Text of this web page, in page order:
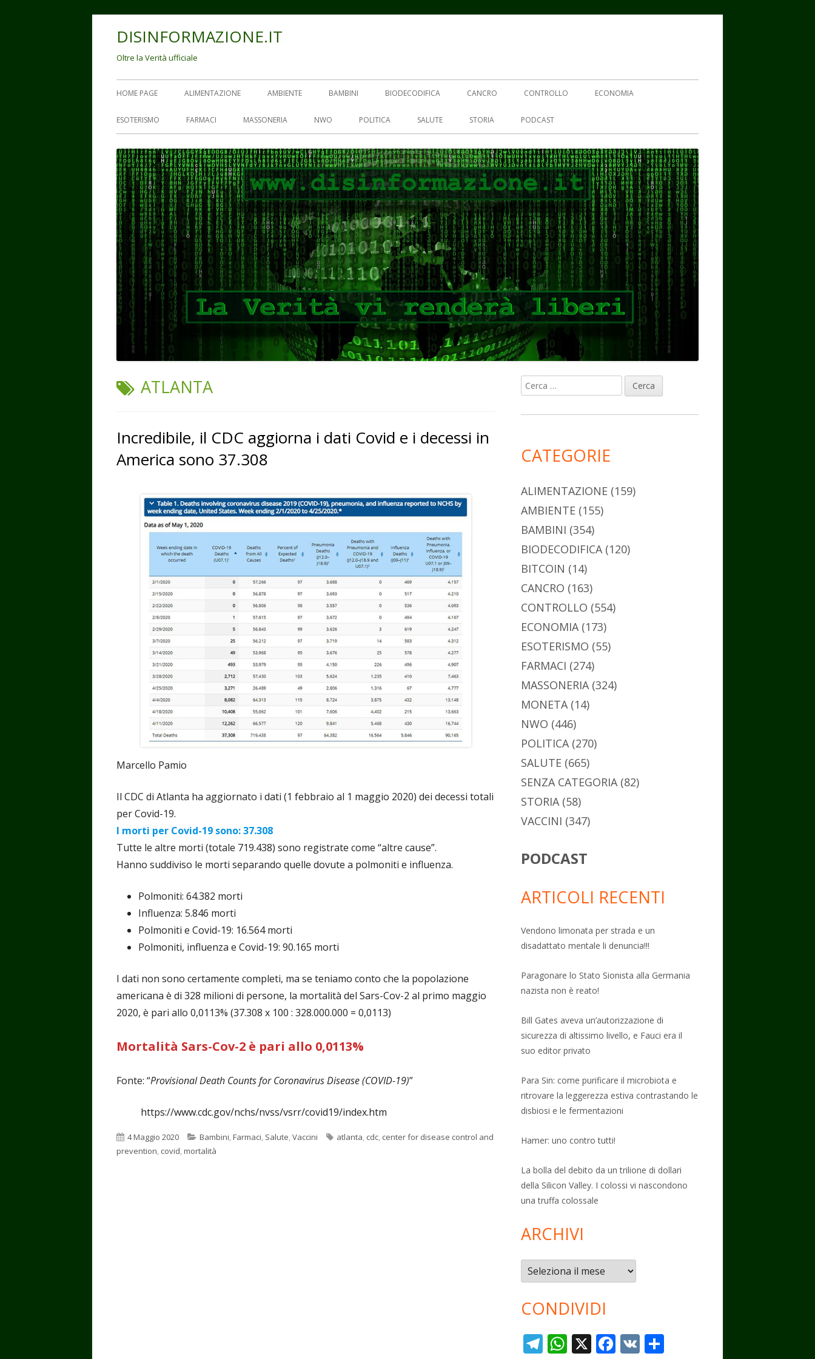
DISINFORMAZIONE.IT
Oltre la Verità ufficiale
Menu
principale
HOME PAGE ALIMENTAZIONE AMBIENTE BAMBINI BIODECODIFICA CANCRO CONTROLLO ECONOMIA
ESOTERISMO FARMACI MASSONERIA NWO POLITICA SALUTE STORIA PODCAST
TAG:
ATLANTA
Incredibile, il CDC aggiorna i dati Covid e i decessi in
America sono 37.308
Marcello Pamio
Il CDC di Atlanta ha aggiornato i dati (1 febbraio al 1 maggio 2020) dei decessi totali
per Covid-19.
I morti per Covid-19 sono: 37.308
Tutte le altre morti (totale 719.438) sono registrate come “altre cause”.
Hanno suddiviso le morti separando quelle dovute a polmoniti e influenza.
Polmoniti: 64.382 morti
Influenza: 5.846 morti
Polmoniti e Covid-19: 16.564 morti
Polmoniti, influenza e Covid-19: 90.165 morti
I dati non sono certamente completi, ma se teniamo conto che la popolazione
americana è di 328 milioni di persone, la mortalità del Sars-Cov-2 al primo maggio
2020, è pari allo 0,0113% (37.308 x 100 : 328.000.000 = 0,0113)
Mortalità Sars-Cov-2 è pari allo 0,0113%
Fonte: “Provisional Death Counts for Coronavirus Disease (COVID-19)”
https://www.cdc.gov/nchs/nvss/vsrr/covid19/index.htm
Pubblicato
4 Maggio 2020 Categorie
Bambini Farmaci Salute Vaccini Tag
atlanta cdc center for disease control and
prevention covid mortalità
Barra
laterale
Ricerca
per:
CATEGORIE
ALIMENTAZIONE (159)
AMBIENTE (155)
BAMBINI (354)
BIODECODIFICA(120)
BITCOIN (14)
CANCRO (163)
CONTROLLO (554)
ECONOMIA(173)
ESOTERISMO (55)
FARMACI (274)
MASSONERIA(324)
MONETA(14)
NWO (446)
POLITICA(270)
SALUTE (665)
SENZA CATEGORIA(82)
STORIA(58)
VACCINI (347)
PODCAST
ARTICOLI RECENTI
Vendono limonata per strada e un
disadattato mentale li denuncia!!!
Paragonare lo Stato Sionista alla Germania
nazista non è reato!
Bill Gates aveva un’autorizzazione di
sicurezza di altissimo livello, e Fauci era il
suo editor privato
Para Sin: come purificare il microbiota e
ritrovare la leggerezza estiva contrastando le
disbiosi e le fermentazioni
Hamer: uno contro tutti!
La bolla del debito da un trilione di dollari
della Silicon Valley. I colossi vi nascondono
una truffa colossale
ARCHIVI
Archivi
CONDIVIDI
T W X F V